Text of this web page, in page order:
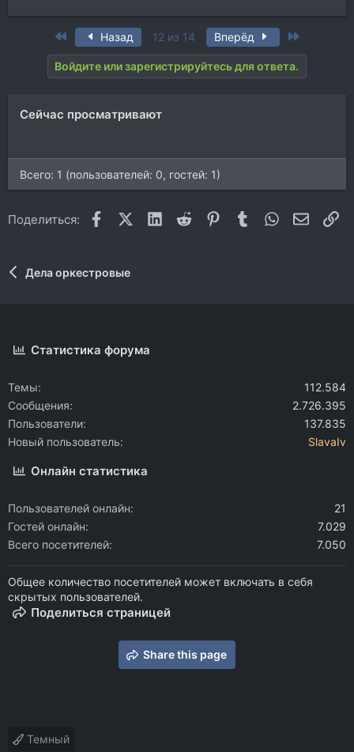
First Назад 12 из 14 Вперёд
Войдите или зарегистрируйтесь для ответа.
Сейчас просматривают
Всего: 1 (пользователей: 0, гостей: 1)
Поделиться: FacebookX (Twitter)
LinkedIn
Reddit Pinterest
Tumblr WhatsApp
Дела оркестровые
Статистика форума
Темы
112.584
Сообщения
2.726.395
Пользователи
137.835
Новый пользователь
SlavaIv
Онлайн статистика
Пользователей онлайн
21
Гостей онлайн
7.029
Всего посетителей
7.050
Общее количество посетителей может включать в себя
скрытых пользователей.
Поделиться страницей
Share this page
Темный